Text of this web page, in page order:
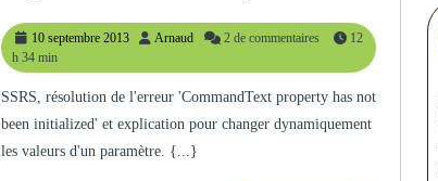
Problème
De
Chargement
D’un
10 septembre 2013
10
2013
Arnaud Arnaud
2 de commentaires
12
h 34 min
SSRS, résolution de l'erreur 'CommandText property has not
been initialized' et explication pour changer dynamiquement
les valeurs d'un paramètre. {...}